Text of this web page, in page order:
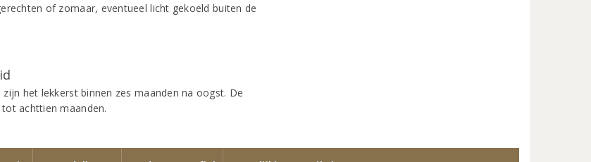
of zomaar, eventueel licht gekoeld buiten de
het lekkerst binnen zes maanden na oogst. De
achttien maanden.